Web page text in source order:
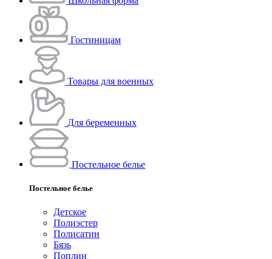
Гостиницам
Товары для военных
Для беременных
Постельное белье
Постельное белье
Детское
Полиэстeр
Полисатин
Бязь
Поплин